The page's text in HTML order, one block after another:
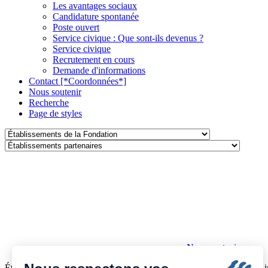
Les avantages sociaux
Candidature spontanée
Poste ouvert
Service civique : Que sont-ils devenus ?
Service civique
Recrutement en cours
Demande d'informations
Contact [*Coordonnées*]
Nous soutenir
Recherche
Page de styles
Établissements
de
la
Établissements
Nous soutenir